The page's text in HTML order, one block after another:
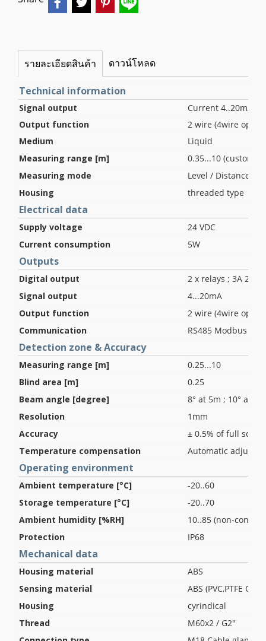
รายละเอียดสินค้า ดาวน์โหลด
Technical information
Signal output
Current 4..20mA
Output function
2 wire (4wire
Medium
Liquid
Measuring range [m]
0.35...10
Measuring mode
Level / Distance
Housing
threaded type
Electrical data
Supply voltage
24 VDC
Current consumption
5W
Outputs
Digital output
2 x relays ; 3A
Signal output
4...20mA
Output function
2 wire (4wire
Communication
RS485 Modbus
Detection zone & Accuracy
Measuring range [m]
0.25...10
Blind area [m]
0.25
Beam angle [degree]
8° at 5m ; 10° at
Resolution
1mm
Accuracy
± 0.5% of full scale
Temperature compensation
Automatic adjust
Operating environment
Ambient temperature [°C]
-20..60
Storage temperature [°C]
-20..70
Ambient humidity [%RH]
10..85 (non-
Protection
IP68
Mechanical data
Housing material
ABS
Sensing material
ABS (PVC,PTFE
Housing
cyrindical
Thread
M60x2 / G2"